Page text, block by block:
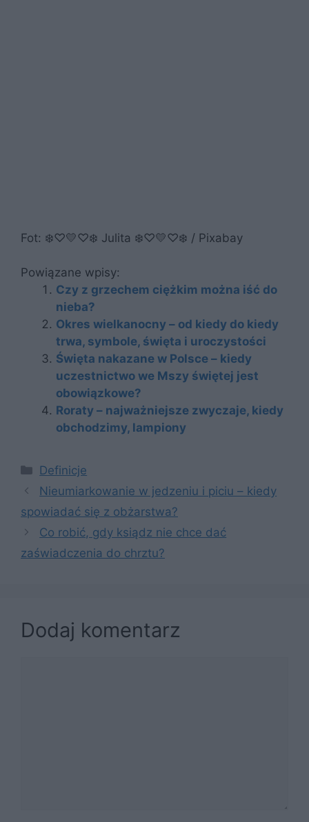
Fot: ❄️♡💛♡❄️ Julita ❄️♡💛♡❄️ / Pixabay
Powiązane wpisy:
Czy z grzechem ciężkim można iść do
nieba?
Okres wielkanocny – od kiedy do kiedy
trwa, symbole, święta i uroczystości
Święta nakazane w Polsce – kiedy
uczestnictwo we Mszy świętej jest
obowiązkowe?
Roraty – najważniejsze zwyczaje, kiedy
obchodzimy, lampiony
Kategorie
Definicje
Nieumiarkowanie w jedzeniu i piciu – kiedy
spowiadać się z obżarstwa?
Co robić, gdy ksiądz nie chce dać
zaświadczenia do chrztu?
Dodaj komentarz